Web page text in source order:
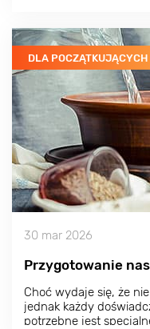
czyste warzywa,
DLA POCZĄTKUJĄCYCH
30 mar 2026
Przygotowanie
Choć wydaje się, że
jednak każdy
potrzebne jest